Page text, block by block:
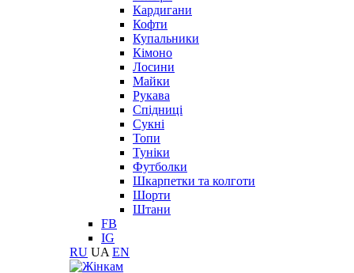
Кардигани
Кофти
Купальники
Кімоно
Лосини
Майки
Рукава
Спідниці
Сукні
Топи
Туніки
Футболки
Шкарпетки та колготи
Шорти
Штани
FB
IG
RU UA EN